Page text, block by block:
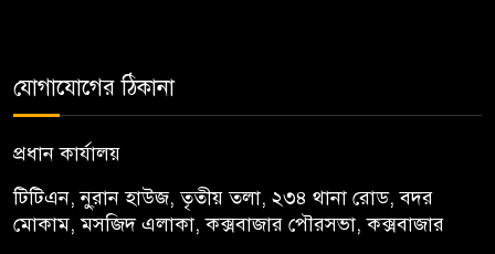
যোগাযোগের ঠিকানা
প্রধান কার্যালয়
টিটিএন, নু্রান হাউজ, তৃতীয় তলা, ২৩৪ থানা রোড, বদর
মোকাম, মসজিদ এলাকা, কক্সবাজার পৌরসভা, কক্সবাজার